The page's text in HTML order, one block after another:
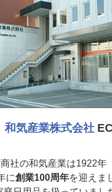
和気産業株式会社
社の和気産業は1922年
に創業100周年を迎えま